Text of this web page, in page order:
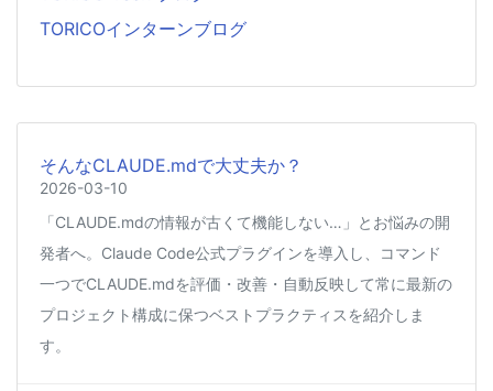
TORICOインターンブログ
そんなCLAUDE.mdで大丈夫か？
2026-03-10
「CLAUDE.mdの情報が古くて機能しない…」とお悩みの開
発者へ。Claude Code公式プラグインを導入し、コマンド
一つでCLAUDE.mdを評価・改善・自動反映して常に最新の
プロジェクト構成に保つベストプラクティスを紹介しま
す。